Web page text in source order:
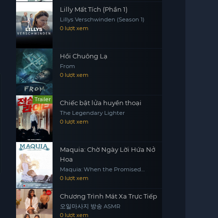
Lilly Mất Tích (Phần 1)
Lillys Verschwinden (Season 1)
0 lượt xem
Hồi Chuông Lạ
From
0 lượt xem
Trailer Chiếc bật lửa huyền thoại
The Legendary Lighter
0 lượt xem
Maquia: Chờ Ngày Lời Hứa Nở
Hoa
Maquia: When the Promised
Flower Blooms
0 lượt xem
Chương Trình Mát Xa Trực Tiếp
오일마사지 방송 ASMR
0 lượt xem